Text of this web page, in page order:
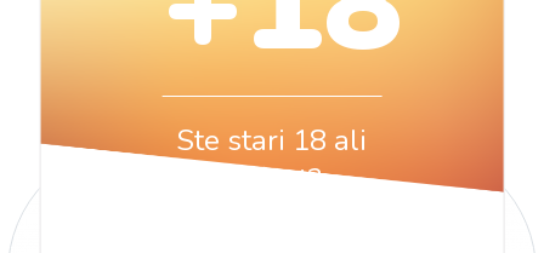
GOSTINSTVO
ASORTIMA
Ste stari 18 ali
več let?